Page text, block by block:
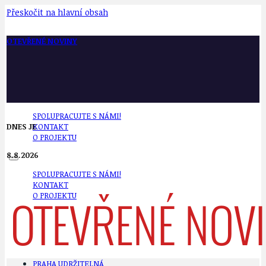
Přeskočit na hlavní obsah
OTEVŘENÉ NOVINY
SPOLUPRACUJTE S NÁMI!
KONTAKT
O PROJEKTU
SPOLUPRACUJTE S NÁMI!
KONTAKT
O PROJEKTU
DNES JE
8.8.2026